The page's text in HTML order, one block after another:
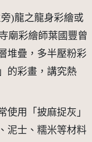
)龍之龍身彩繪或
廟彩繪師葉國豐曾
堆疊，多半壓粉彩
的彩畫，講究熱
用「披麻捉灰」
泥士、糯米等材料